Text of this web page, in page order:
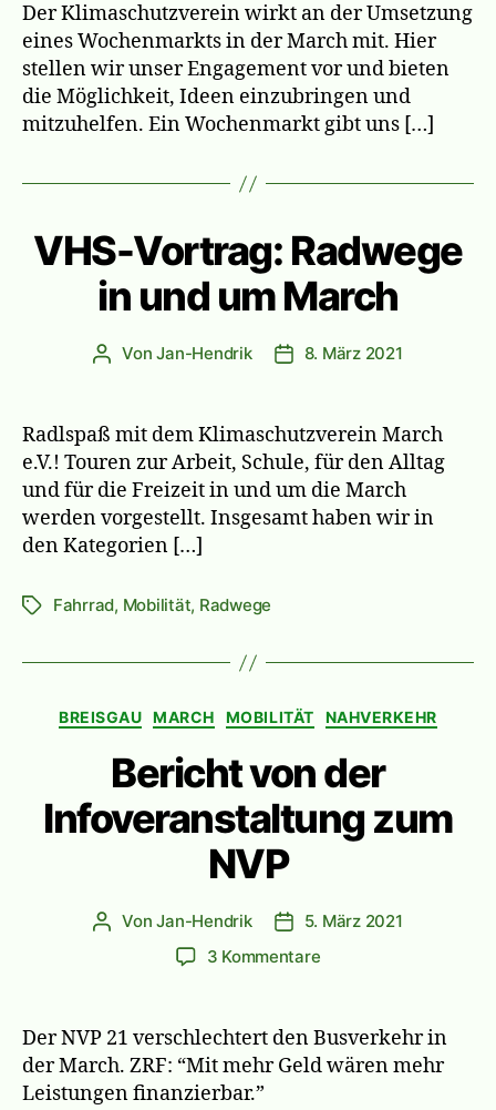
Der Klimaschutzverein wirkt an der Umsetzung
eines Wochenmarkts in der March mit. Hier
stellen wir unser Engagement vor und bieten
die Möglichkeit, Ideen einzubringen und
mitzuhelfen. Ein Wochenmarkt gibt uns […]
VHS-Vortrag: Radwege
in und um March
Beitragsautor
VonJan-Hendrik Veröffentlichungsdatum
8. März 2021
Radlspaß mit dem Klimaschutzverein March
e.V.! Touren zur Arbeit, Schule, für den Alltag
und für die Freizeit in und um die March
werden vorgestellt. Insgesamt haben wir in
den Kategorien […]
Schlagwörter
Fahrrad, Mobilität, Radwege
Kategorien
BREISGAU MARCH MOBILITÄT NAHVERKEHR
Bericht von der
Infoveranstaltung zum
NVP
Beitragsautor
VonJan-Hendrik Veröffentlichungsdatum
5. März 2021
3 Kommentarezu
der
Infoveranstaltung
zum
Der NVP 21 verschlechtert den Busverkehr in
der March. ZRF: “Mit mehr Geld wären mehr
Leistungen finanzierbar.”